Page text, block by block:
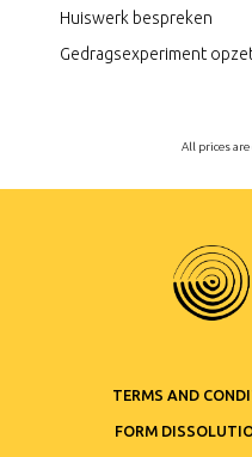
Huiswerk bespreken
Gedragsexperiment
All prices
TERMS AND
FORM